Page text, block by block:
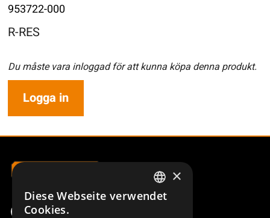
953722-000
R-RES
Du måste vara inloggad för att kunna köpa denna produkt.
Logga in
SWEDISH
×
Diese Webseite verwendet
Cookies.